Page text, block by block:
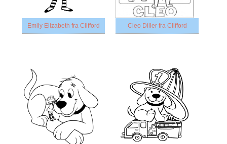
Emily Elizabeth fra Clifford Cleo Diller fra Clifford